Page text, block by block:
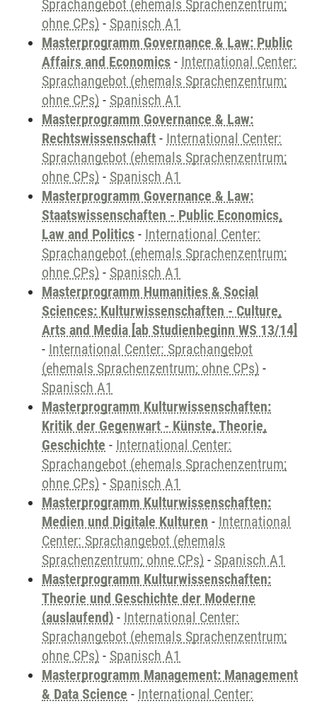
Sprachangebot (ehemals Sprachenzentrum;
ohne CPs) - Spanisch A1
Masterprogramm Governance & Law: Public
Affairs and Economics - International Center:
Sprachangebot (ehemals Sprachenzentrum;
ohne CPs) - Spanisch A1
Masterprogramm Governance & Law:
Rechtswissenschaft - International Center:
Sprachangebot (ehemals Sprachenzentrum;
ohne CPs) - Spanisch A1
Masterprogramm Governance & Law:
Staatswissenschaften - Public Economics,
Law and Politics - International Center:
Sprachangebot (ehemals Sprachenzentrum;
ohne CPs) - Spanisch A1
Masterprogramm Humanities & Social
Sciences: Kulturwissenschaften - Culture,
Arts and Media [ab Studienbeginn WS 13/14]
- International Center: Sprachangebot
(ehemals Sprachenzentrum; ohne CPs) -
Spanisch A1
Masterprogramm Kulturwissenschaften:
Kritik der Gegenwart - Künste, Theorie,
Geschichte - International Center:
Sprachangebot (ehemals Sprachenzentrum;
ohne CPs) - Spanisch A1
Masterprogramm Kulturwissenschaften:
Medien und Digitale Kulturen - International
Center: Sprachangebot (ehemals
Sprachenzentrum; ohne CPs) - Spanisch A1
Masterprogramm Kulturwissenschaften:
Theorie und Geschichte der Moderne
(auslaufend) - International Center:
Sprachangebot (ehemals Sprachenzentrum;
ohne CPs) - Spanisch A1
Masterprogramm Management: Management
& Data Science - International Center: